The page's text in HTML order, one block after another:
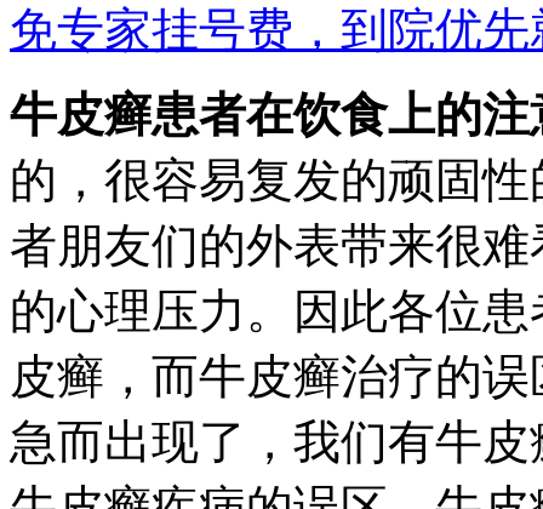
免专家挂号费，到院优先
牛皮癣患者在饮食上的注
的，很容易复发的顽固
者朋友们的外表带来很
的心理压力。因此各位
皮癣，而牛皮癣治疗的
急而出现了，我们有牛